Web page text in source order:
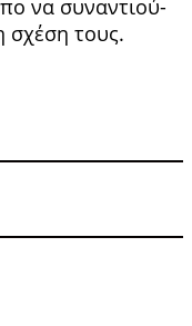
να συναντιού­
σχέση τους.